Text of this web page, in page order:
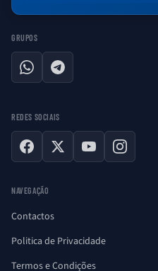
GRUPOS
WhatsAppTelegram
REDES SOCIAIS
Facebook
X YouTube
NAVEGAÇÃO
Contactos
Politica de Privacidade
Termos e Condições